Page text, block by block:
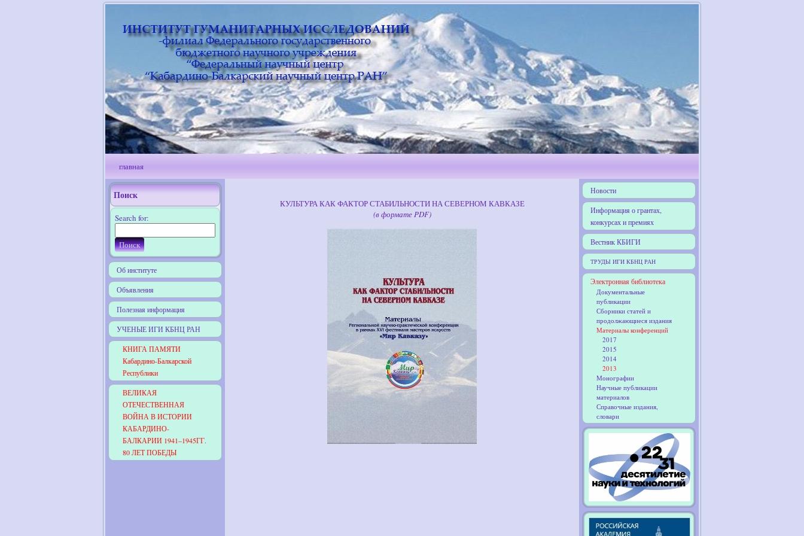
главная
Поиск
Search for:
Об институте
Объявления
Полезная информация
УЧЕНЫЕ ИГИ КБНЦ РАН
КНИГА ПАМЯТИ
Кабардино-Балкарской
Республики
ВЕЛИКАЯ
ОТЕЧЕСТВЕННАЯ
ВОЙНА В ИСТОРИИ
КАБАРДИНО-
БАЛКАРИИ 1941–1945ГГ.
80 ЛЕТ ПОБЕДЫ
КУЛЬТУРА КАК ФАКТОР СТАБИЛЬНОСТИ НА СЕВЕРНОМ КАВКАЗЕ
(в формате PDF)
Новости
Информация о грантах,
конкурсах и премиях
Вестник КБИГИ
ТРУДЫ ИГИ КБНЦ РАН
Электронная библиотека
Документальные
публикации
Сборники статей и
продолжающиеся издания
Материалы конференций
2017
2015
2014
2013
Монографии
Научные публикации
материалов
Справочные издания,
словари